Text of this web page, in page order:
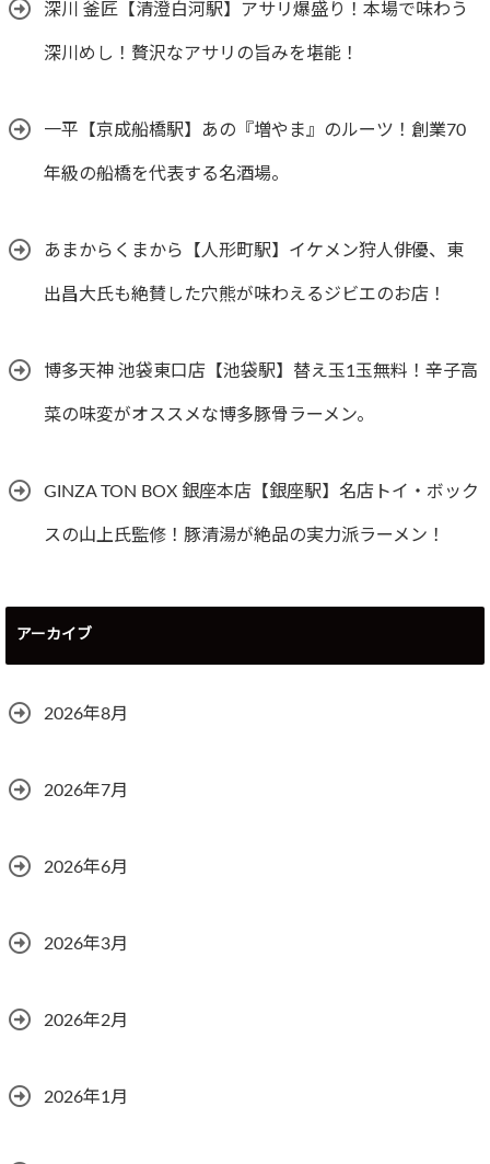
深川 釜匠【清澄白河駅】アサリ爆盛り！本場で味わう
深川めし！贅沢なアサリの旨みを堪能！
一平【京成船橋駅】あの『増やま』のルーツ！創業70
年級の船橋を代表する名酒場。
あまからくまから【人形町駅】イケメン狩人俳優、東
出昌大氏も絶賛した穴熊が味わえるジビエのお店！
博多天神 池袋東口店【池袋駅】替え玉1玉無料！辛子高
菜の味変がオススメな博多豚骨ラーメン。
GINZA TON BOX 銀座本店【銀座駅】名店トイ・ボック
スの山上氏監修！豚清湯が絶品の実力派ラーメン！
アーカイブ
2026年8月
2026年7月
2026年6月
2026年3月
2026年2月
2026年1月